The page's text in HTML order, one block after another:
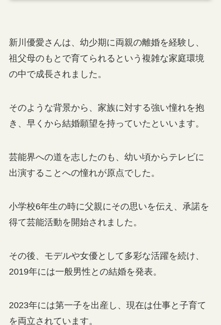
新川優愛さんは、幼少期に両親の離婚を経験し、
祖父母のもとで育てられるという複雑な家庭環境
の中で成長されました。
そのような背景から、家族に対する強い憧れを抱
き、早くから結婚願望を持っていたといいます。
芸能界への道を志したのも、幼い頃からテレビに
出演することへの憧れが原点でした。
小学校6年生の時に父親にその思いを伝え、承諾を
得て芸能活動を開始されました。
その後、モデルや女優として多彩な活躍を続け、
2019年には一般男性との結婚を発表。
2023年には第一子を出産し、現在は仕事と子育て
を両立されています。